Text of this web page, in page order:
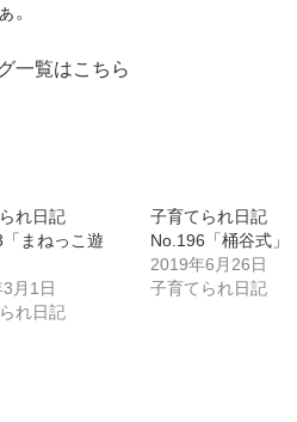
。
一覧はこちら
れ日記
まねっこ遊
月1日
れ日記
子育てられ日記
No.196「桶谷式」
2019年6月26日
子育てられ日記